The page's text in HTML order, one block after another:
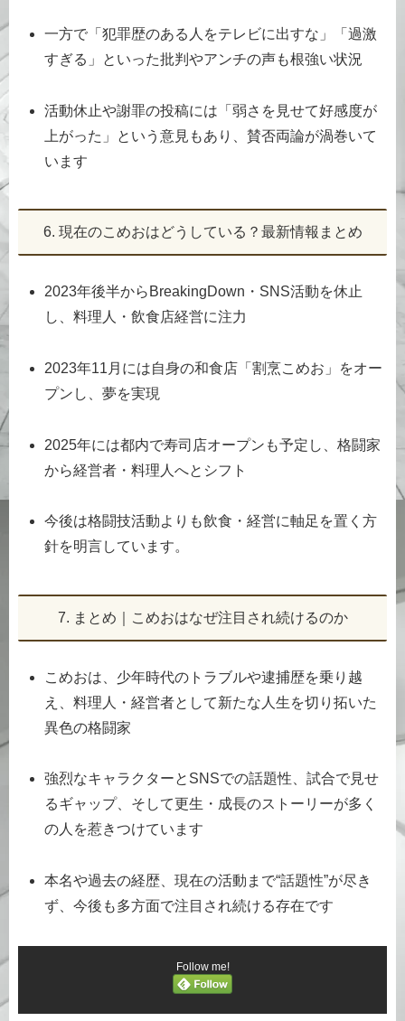
一方で「犯罪歴のある人をテレビに出すな」「過激
すぎる」といった批判やアンチの声も根強い状況
活動休止や謝罪の投稿には「弱さを見せて好感度が
上がった」という意見もあり、賛否両論が渦巻いて
います
6. 現在のこめおはどうしている？最新情報まとめ
2023年後半からBreakingDown・SNS活動を休止
し、料理人・飲食店経営に注力
2023年11月には自身の和食店「割烹こめお」をオー
プンし、夢を実現
2025年には都内で寿司店オープンも予定し、格闘家
から経営者・料理人へとシフト
今後は格闘技活動よりも飲食・経営に軸足を置く方
針を明言しています。
7. まとめ｜こめおはなぜ注目され続けるのか
こめおは、少年時代のトラブルや逮捕歴を乗り越
え、料理人・経営者として新たな人生を切り拓いた
異色の格闘家
強烈なキャラクターとSNSでの話題性、試合で見せ
るギャップ、そして更生・成長のストーリーが多く
の人を惹きつけています
本名や過去の経歴、現在の活動まで“話題性”が尽き
ず、今後も多方面で注目され続ける存在です
Follow me!